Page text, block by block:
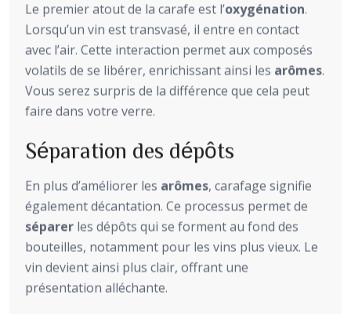
Le premier atout de la carafe est l’oxygénation.
Lorsqu’un vin est transvasé, il entre en contact
avec l’air. Cette interaction permet aux composés
volatils de se libérer, enrichissant ainsi les arômes.
Vous serez surpris de la différence que cela peut
faire dans votre verre.
Séparation des dépôts
En plus d’améliorer les arômes, carafage signifie
également décantation. Ce processus permet de
séparer les dépôts qui se forment au fond des
bouteilles, notamment pour les vins plus vieux. Le
vin devient ainsi plus clair, offrant une
présentation alléchante.